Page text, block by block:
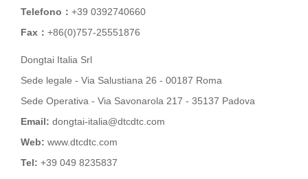
Telefono： +39 0392740660
Fax： +86(0)757-25551876
Dongtai Italia Srl
Sede legale - Via Salustiana 26 - 00187 Roma
Sede Operativa - Via Savonarola 217 - 35137 Padova
Email: dongtai-italia@dtcdtc.com
Web: www.dtcdtc.com
Tel: +39 049 8235837